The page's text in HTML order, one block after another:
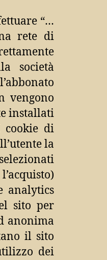
“…
rete di
società
vengono
installati
cookie di
la
analytics
sito per
anonima
il sito
dei